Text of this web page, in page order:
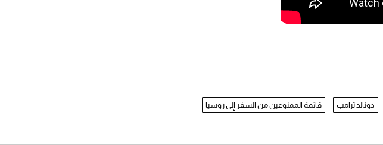
دونالد ترامب قائمة الممنوعين من السفر إلى روسيا